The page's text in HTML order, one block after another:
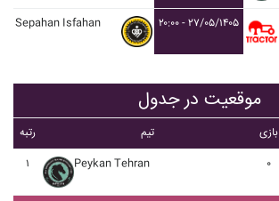
Sepahan Isfahan ۲۰:۰۰ - ۲۷/۰۵/۱۴۰۵
موقعیت در جدول
رتبه تیم بازی
۱
Peykan Tehran ۰